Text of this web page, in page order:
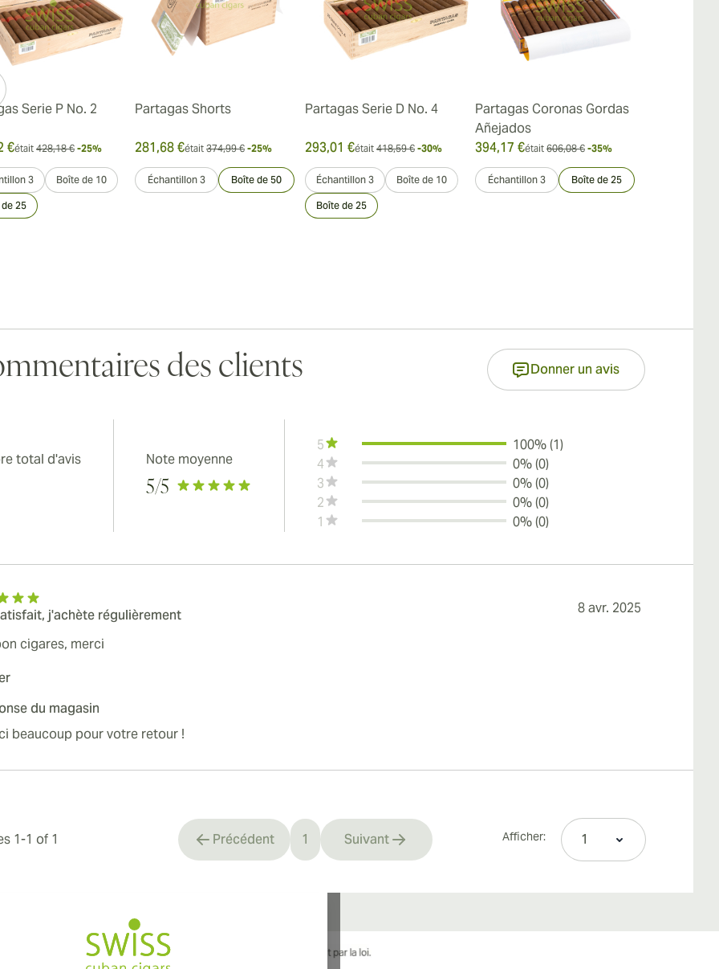
Serie P No. 2
€était 428,18 € -25%
3 Boîte de 10
25
Partagas Shorts
281,68 €était 374,99 € -25%
Échantillon 3 Boîte de 50
Partagas Serie D No. 4
293,01 €était 418,59 € -30%
Échantillon 3 Boîte de 10
Boîte de 25
Partagas Coronas Gordas
Añejados
394,17 €était 606,08 € -35%
Échantillon 3 Boîte de 25
des clients Donner un avis
total d'avis Note moyenne
5/5
5
100% (1)
4
0% (0)
3
0% (0)
2
0% (0)
1
0% (0)
j'achète régulièrement 8 avr. 2025
cigares, merci
du magasin
beaucoup pour votre retour !
1-1 of 1 Précédent You're currently reading page
1 Suivant Afficher: